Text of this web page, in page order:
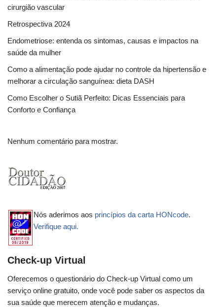
cirurgião vascular
Retrospectiva 2024
Endometriose: entenda os sintomas, causas e impactos na
saúde da mulher
Como a alimentação pode ajudar no controle da hipertensão e
melhorar a circulação sanguínea: dieta DASH
Como Escolher o Sutiã Perfeito: Dicas Essenciais para
Conforto e Confiança
Nenhum comentário para mostrar.
Nós aderimos aos princípios da carta HONcode.
Verifique aqui.
Check-up Virtual
Oferecemos o questionário do Check-up Virtual como um
serviço online gratuito, onde você pode saber os aspectos da
sua saúde que merecem atenção e mudanças.